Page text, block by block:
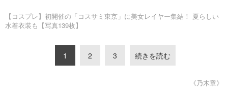
【コスプレ】初開催の「コスサミ東京」に美女レイヤー集結！ 夏らしい
水着衣装も【写真139枚】
1 2 3 続きを読む
《乃木章》